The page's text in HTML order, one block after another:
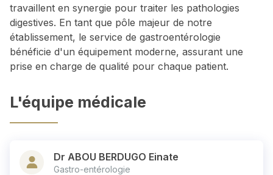
travaillent en synergie pour traiter les pathologies
digestives. En tant que pôle majeur de notre
établissement, le service de gastroentérologie
bénéficie d'un équipement moderne, assurant une
prise en charge de qualité pour chaque patient.
L'équipe médicale
Dr ABOU BERDUGO Einate
Gastro-entérologie